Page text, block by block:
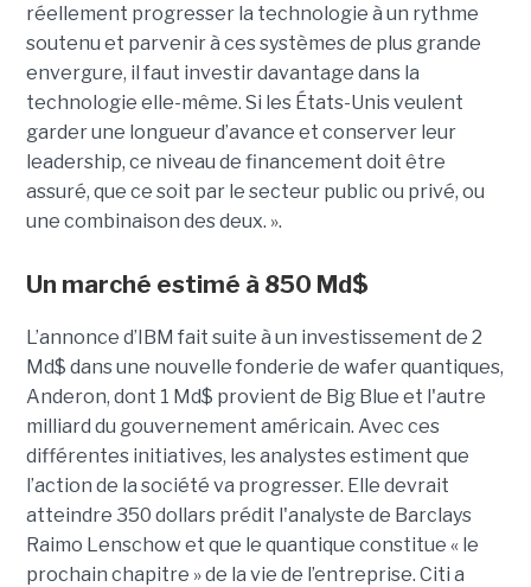
réellement progresser la technologie à un rythme
soutenu et parvenir à ces systèmes de plus grande
envergure, il faut investir davantage dans la
technologie elle-même. Si les États-Unis veulent
garder une longueur d’avance et conserver leur
leadership, ce niveau de financement doit être
assuré, que ce soit par le secteur public ou privé, ou
une combinaison des deux. ».
Un marché estimé à 850 Md$
L’annonce d’IBM fait suite à un investissement de 2
Md$ dans une nouvelle fonderie de wafer quantiques,
Anderon, dont 1 Md$ provient de Big Blue et l'autre
milliard du gouvernement américain. Avec ces
différentes initiatives, les analystes estiment que
l’action de la société va progresser. Elle devrait
atteindre 350 dollars prédit l'analyste de Barclays
Raimo Lenschow et que le quantique constitue « le
prochain chapitre » de la vie de l’entreprise. Citi a